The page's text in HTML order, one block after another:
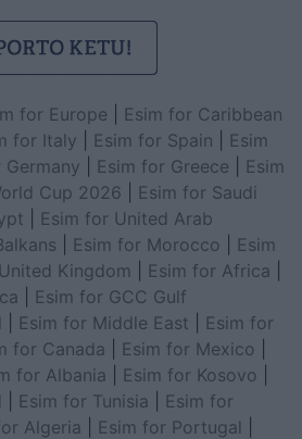
for Europe
Esim for Caribbean
for Italy Esim for Spain
Esim
Germany Esim for Greece
Esim
Cup 2026
Esim for Saudi
Esim for United Arab
Esim for Morocco
Esim
Kingdom Esim for Africa
Esim for GCC Gulf
Esim for Middle East
Esim for
for Canada Esim for Mexico
for Albania Esim for Kosovo
Esim for Tunisia
Esim for
Algeria Esim for Portugal